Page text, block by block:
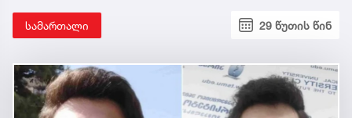
სამართალი 29 წუთის წინ